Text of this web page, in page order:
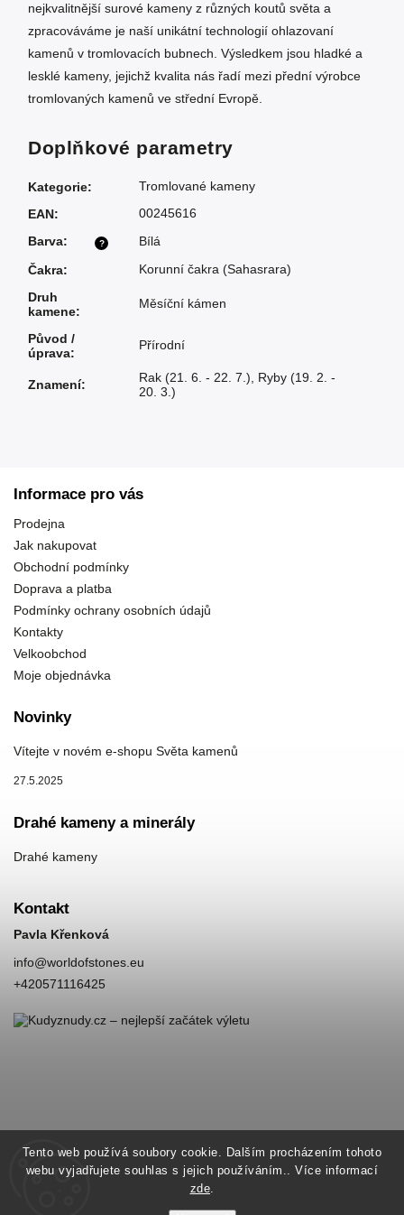
Tento web používá soubory cookie. Dalším procházením tohoto
webu vyjadřujete souhlas s jejich používáním.. Více informací
zde.
nejkvalitnější surové kameny z různých koutů světa a
zpracováváme je naší unikátní technologií ohlazovaní
kamenů v tromlovacích bubnech. Výsledkem jsou hladké a
lesklé kameny, jejichž kvalita nás řadí mezi přední výrobce
tromlovaných kamenů ve střední Evropě.
Doplňkové parametry
Kategorie:
Tromlované kameny
EAN: 00245616
?
Barva:
Bílá
Čakra:
Korunní čakra (Sahasrara)
Druh
kamene:
Měsíční kámen
Původ /
úprava:
Přírodní
Znamení: Rak (21. 6. - 22. 7.)
Ryby (19. 2. -
20. 3.)
Informace pro vás
Prodejna
Jak nakupovat
Obchodní podmínky
Doprava a platba
Podmínky ochrany osobních údajů
Kontakty
Velkoobchod
Moje objednávka
Novinky
Vítejte v novém e-shopu Světa kamenů
27.5.2025
Drahé kameny a minerály
Drahé kameny
Kontakt
Pavla Křenková
info@worldofstones.eu
+420571116425